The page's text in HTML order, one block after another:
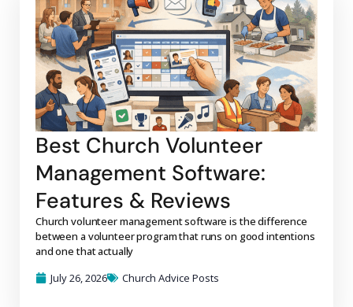
Best Church Volunteer
Management Software:
Features & Reviews
Church volunteer management software is the difference
between a volunteer program that runs on good intentions
and one that actually
July 26, 2026
Church Advice Posts